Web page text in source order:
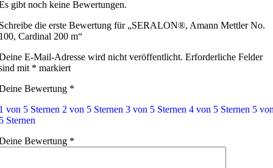
gibt noch keine Bewertungen.
die erste Bewertung für „SERALON®, Amann Mettler No.
Cardinal 200 m“
E-Mail-Adresse wird nicht veröffentlicht. Erforderliche Felder
mit * markiert
Bewertung *
von 5 Sternen 2 von 5 Sternen 3 von 5 Sternen 4 von 5 Sternen 5
Sternen
Bewertung *